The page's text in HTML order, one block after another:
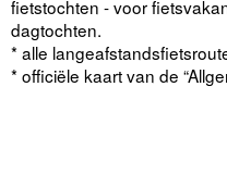
fietstochten - voor
dagtochten.
* alle
* officiële kaart van de